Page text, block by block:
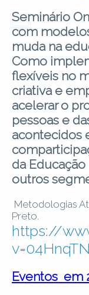
Seminário
com
muda na
Como
flexíveis no
criativa e
acelerar o
pessoas e
acontecidos
da
outros
Metodologias
Preto.
https://
Eventos em